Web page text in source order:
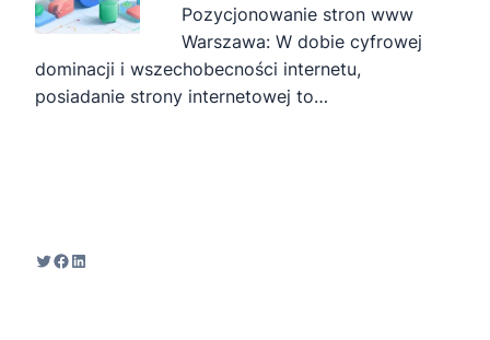
Pozycjonowanie stron www
Warszawa: W dobie cyfrowej
dominacji i wszechobecności internetu,
posiadanie strony internetowej to…
Twitter
Facebook
LinkedIn